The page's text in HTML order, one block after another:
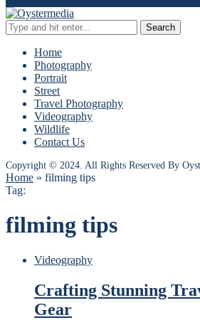
Search
Home
Photography
Portrait
Street
Travel Photography
Videography
Wildlife
Contact Us
Copyright © 2024. All Rights Reserved By
Home » filming tips
Tag:
filming tips
Videography
Crafting Stunning
Gear